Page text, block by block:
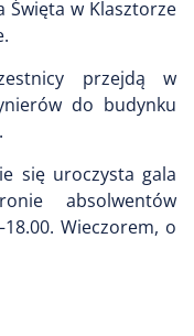
Święta w Klasztorze
przejdą w
do budynku
się uroczysta gala
absolwentów
Wieczorem, o